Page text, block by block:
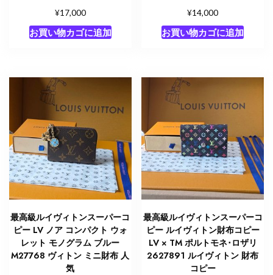
¥17,000
お買い物カゴに追加
¥14,000
お買い物カゴに追加
最高級ルイヴィトンスーパーコ
ピー LV ノア コンパクト ウォ
レット モノグラム ブルー
M27768 ヴィトン ミニ財布 人
気
最高級ルイヴィトンスーパーコ
ピー ルイヴィトン財布コピー
LV × TM ポルトモネ･ロザリ
2627891 ルイヴィトン 財布
コピー